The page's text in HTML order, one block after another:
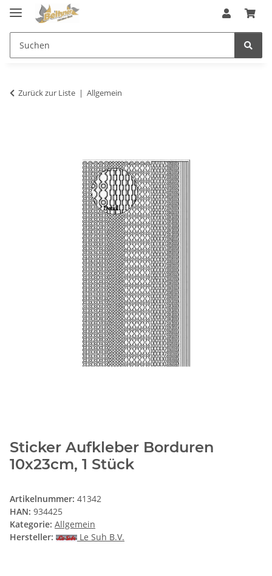
Zurück zur Liste Allgemein
Sticker Aufkleber Borduren
10x23cm, 1 Stück
Artikelnummer: 41342
HAN: 934425
Kategorie: Allgemein
Hersteller:
Le Suh B.V.